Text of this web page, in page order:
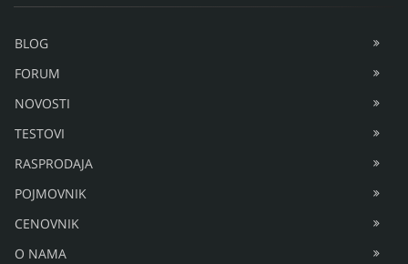
BLOG
FORUM
NOVOSTI
TESTOVI
RASPRODAJA
POJMOVNIK
CENOVNIK
O NAMA